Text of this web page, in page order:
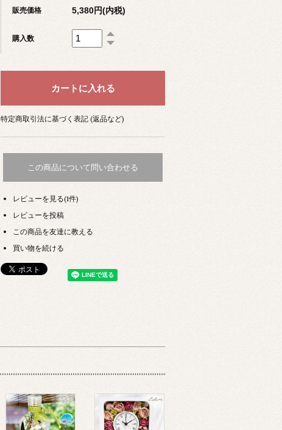
販売価格 5,380円(内税)
購入数
特定商取引法に基づく表記 (返品など)
この商品について問い合わせる
レビューを見る(1件)
レビューを投稿
この商品を友達に教える
買い物を続ける